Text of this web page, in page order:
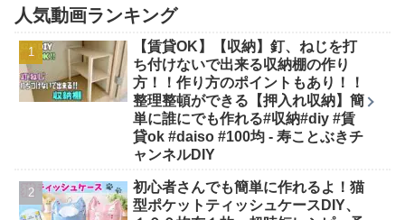
人気動画ランキング
【賃貸OK】【収納】釘、ねじを打
ち付けないで出来る収納棚の作り
方！！作り方のポイントもあり！！
整理整頓ができる【押入れ収納】簡
単に誰にでも作れる#収納#diy #賃
貸ok #daiso #100均 - 寿ことぶきチ
ャンネルDIY
初心者さんでも簡単に作れるよ！猫
型ポケットティッシュケースDIY、